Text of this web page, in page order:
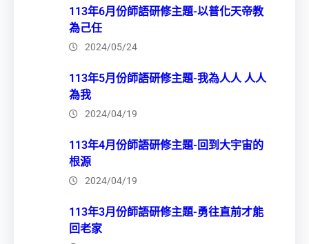
113年6月份師語研修主題-以普化天帝教
為己任
2024/05/24
113年5月份師語研修主題-我為人人 人人
為我
2024/04/19
113年4月份師語研修主題-回到大宇宙的
根源
2024/04/19
113年3月份師語研修主題-勇往直前才能
回老家